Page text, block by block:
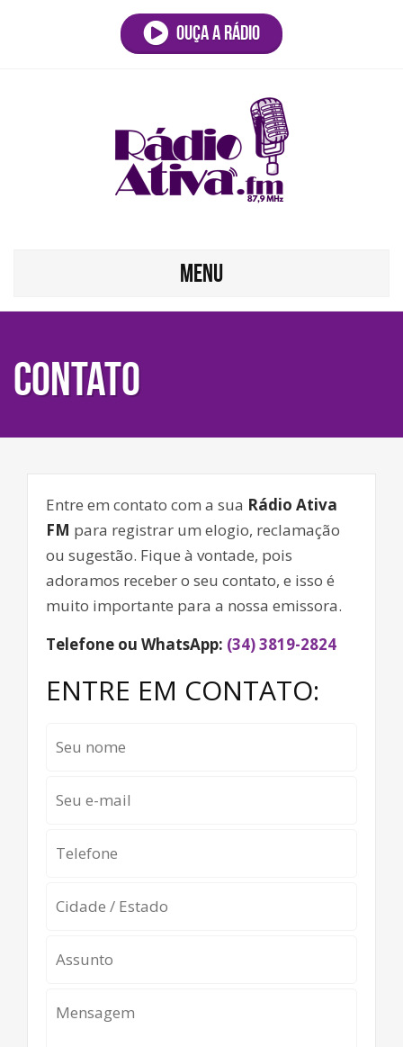
Ouça a rádio
MENU
Contato
Entre em contato com a sua Rádio Ativa
FM para registrar um elogio, reclamação
ou sugestão. Fique à vontade, pois
adoramos receber o seu contato, e isso é
muito importante para a nossa emissora.
Telefone ou WhatsApp: (34) 3819-2824
ENTRE EM CONTATO: